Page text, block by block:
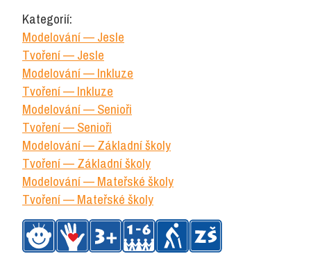
-
střední
balení
modré
hmoty
-
0,9l
-
AIR
množství
Kategorií:
Modelování — Jesle
Tvoření — Jesle
Modelování — Inkluze
Tvoření — Inkluze
Modelování — Senioři
Tvoření — Senioři
Modelování — Základní školy
Tvoření — Základní školy
Modelování — Mateřské školy
Tvoření — Mateřské školy